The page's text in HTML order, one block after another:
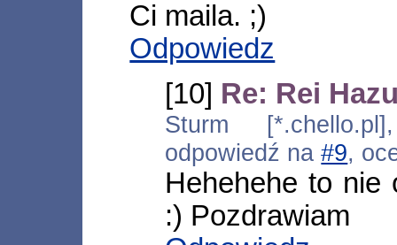
Ci maila. ;)
Odpowiedz
[10] Re: Rei
Sturm
odpowiedź na#9,
Hehehehe to nie
:) Pozdrawiam